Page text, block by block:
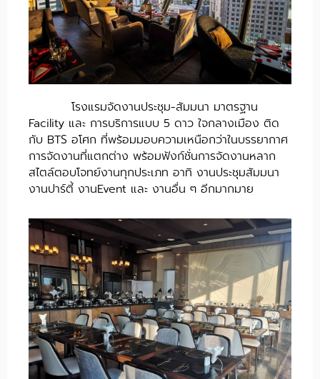
โรงแรมจัดงานประชุม-สัมมนา มาตรฐาน
Facility และ การบริการแบบ 5 ดาว ใจกลางเมือง ติด
กับ BTS อโศก ที่พร้อมมอบความเหนือกว่าในบรรยากาศ
การจัดงานที่แตกต่าง พร้อมฟังก์ชั่นการจัดงานหลาก
สไตล์ตอบโจทย์งานทุกประเภท อาทิ งานประชุมสัมมนา
งานปาร์ตี้ งานEvent และ งานอื่น ๆ อีกมากมาย